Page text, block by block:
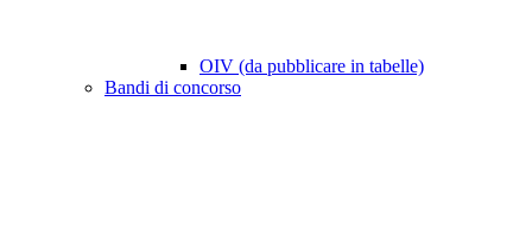
OIV (da pubblicare in tabelle)
Bandi di concorso